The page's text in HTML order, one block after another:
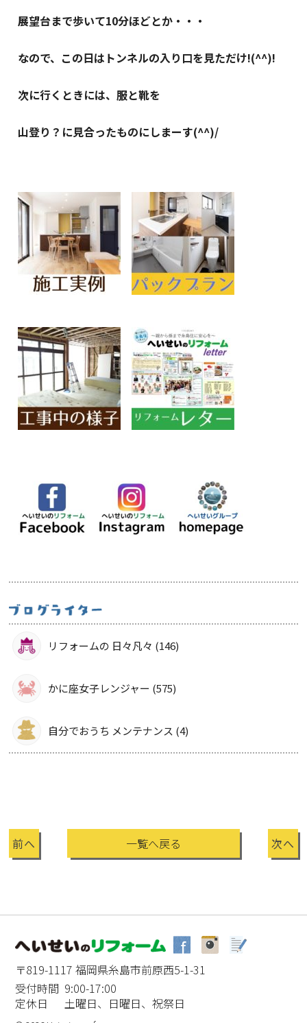
展望台まで歩いて10分ほどとか・・・
なので、この日はトンネルの入り口を見ただけ!(^^)!
次に行くときには、服と靴を
山登り？に見合ったものにしまーす(^^)/
リフォームの 日々凡々 (146)
かに座女子レンジャー (575)
自分でおうち メンテナンス (4)
前へ 一覧へ戻る 次へ
〒819-1117 福岡県糸島市前原西5-1-31
受付時間 9:00-17:00
定休日 土曜日、日曜日、祝祭日